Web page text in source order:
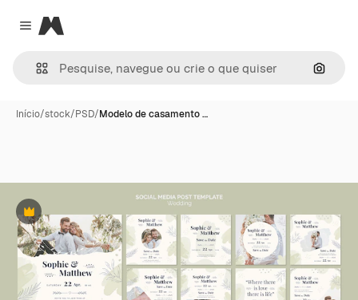
Close menu
Magnific
Início/stock/PSD/Modelo de casamento …
Premium